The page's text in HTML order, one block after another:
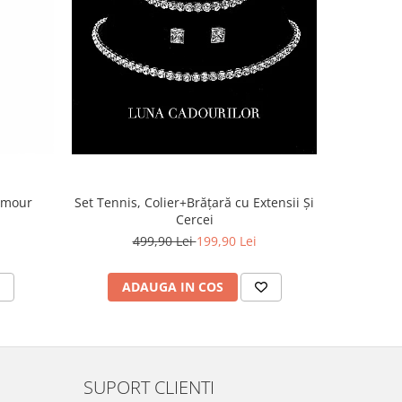
Set Tennis, Colier+Brățară cu Extensii Și
Cercei
499,90 Lei199,90 Lei
ADAUGA IN COS
SUPORT CLIENTI